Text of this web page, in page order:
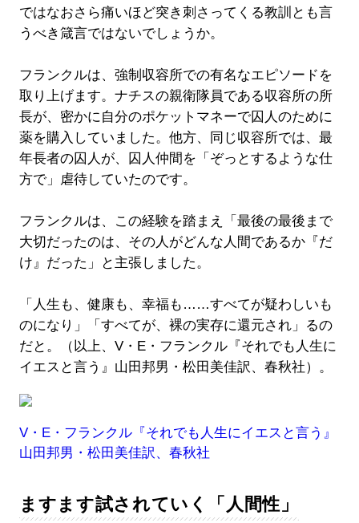
ではなおさら痛いほど突き刺さってくる教訓とも言
うべき箴言ではないでしょうか。
フランクルは、強制収容所での有名なエピソードを
取り上げます。ナチスの親衛隊員である収容所の所
長が、密かに自分のポケットマネーで囚人のために
薬を購入していました。他方、同じ収容所では、最
年長者の囚人が、囚人仲間を「ぞっとするような仕
方で」虐待していたのです。
フランクルは、この経験を踏まえ「最後の最後まで
大切だったのは、その人がどんな人間であるか『だ
け』だった」と主張しました。
「人生も、健康も、幸福も……すべてが疑わしいも
のになり」「すべてが、裸の実存に還元され」るの
だと。（以上、V・E・フランクル『それでも人生に
イエスと言う』山田邦男・松田美佳訳、春秋社）。
V・E・フランクル『それでも人生にイエスと言う』
山田邦男・松田美佳訳、春秋社
ますます試されていく「人間性」